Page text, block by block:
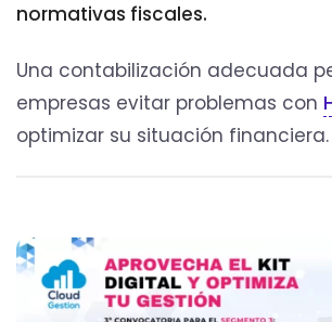
normativas fiscales.
Una contabilización adecuada
empresas evitar problemas con
optimizar su situación financiera.